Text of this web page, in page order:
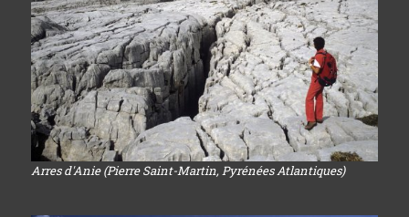
Arres d'Anie (Pierre Saint-Martin, Pyrénées Atlantiques)